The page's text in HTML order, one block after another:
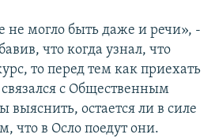
не могло быть даже и речи», -
что когда узнал, что
то перед тем как приехать
с Общественным
выяснить, остается ли в силе
что в Осло поедут они.